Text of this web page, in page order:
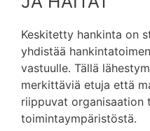
Keskitetty hankinta on
yhdistää
vastuulle. Tällä
merkittäviä etuja että
riippuvat organisaation
toimintaympäristöstä.